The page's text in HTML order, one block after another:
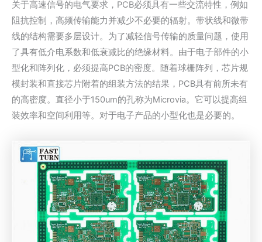
关于高速信号的电气要求，PCB必须具有一些交流特性，例如
阻抗控制，高频传输能力并减少不必要的辐射。带状线和微带
线的结构需要多层设计。为了减轻信号传输的质量问题，使用
了具有低介电系数和低衰减比的绝缘材料。由于电子部件的小
型化和阵列化，必须提高PCB的密度。随着球栅阵列，芯片规
模封装和直接芯片附着的组装方法的结果，PCB具有前所未有
的高密度。直径小于150um的孔称为Microvia。它可以提高组
装效率和空间利用等。对于电子产品的小型化也是必要的。